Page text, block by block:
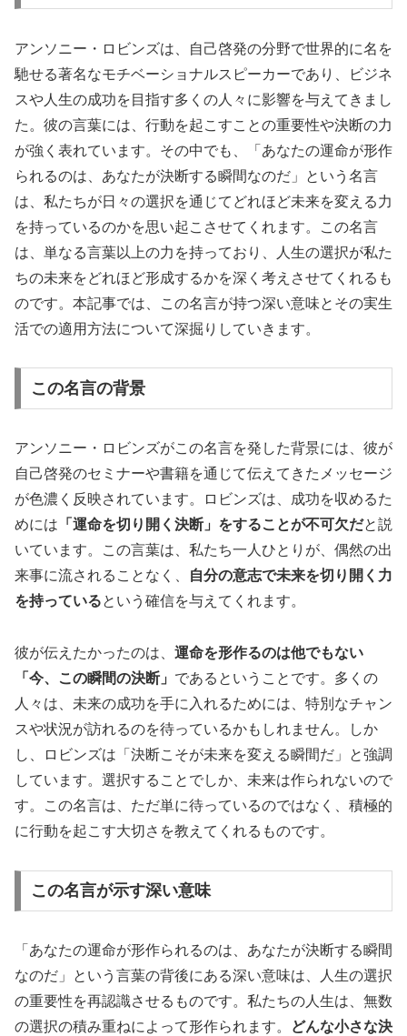
アンソニー・ロビンズは、自己啓発の分野で世界的に名を
馳せる著名なモチベーショナルスピーカーであり、ビジネ
スや人生の成功を目指す多くの人々に影響を与えてきまし
た。彼の言葉には、行動を起こすことの重要性や決断の力
が強く表れています。その中でも、「あなたの運命が形作
られるのは、あなたが決断する瞬間なのだ」という名言
は、私たちが日々の選択を通じてどれほど未来を変える力
を持っているのかを思い起こさせてくれます。この名言
は、単なる言葉以上の力を持っており、人生の選択が私た
ちの未来をどれほど形成するかを深く考えさせてくれるも
のです。本記事では、この名言が持つ深い意味とその実生
活での適用方法について深掘りしていきます。
この名言の背景
アンソニー・ロビンズがこの名言を発した背景には、彼が
自己啓発のセミナーや書籍を通じて伝えてきたメッセージ
が色濃く反映されています。ロビンズは、成功を収めるた
めには 「運命を切り開く決断」をすることが不可欠だと説
いています。この言葉は、私たち一人ひとりが、偶然の出
来事に流されることなく、
自分の意志で未来を切り開く力
を持っているという確信を与えてくれます。
彼が伝えたかったのは、 運命を形作るのは他でもない
「今、この瞬間の決断」 であるということです。多くの
人々は、未来の成功を手に入れるためには、特別なチャン
スや状況が訪れるのを待っているかもしれません。しか
し、ロビンズは「決断こそが未来を変える瞬間だ」と強調
しています。選択することでしか、未来は作られないので
す。この名言は、ただ単に待っているのではなく、積極的
に行動を起こす大切さを教えてくれるものです。
この名言が示す深い意味
「あなたの運命が形作られるのは、あなたが決断する瞬間
なのだ」という言葉の背後にある深い意味は、人生の選択
の重要性を再認識させるものです。私たちの人生は、無数
の選択の積み重ねによって形作られます。
どんな小さな決